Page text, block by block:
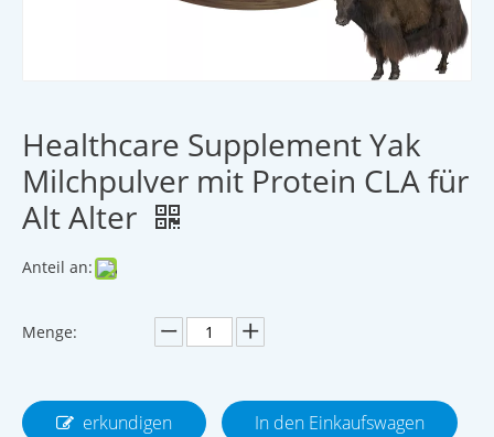
Healthcare Supplement Yak
Milchpulver mit Protein CLA für
Alt Alter
Anteil an:
Menge:
erkundigen In den Einkaufswagen